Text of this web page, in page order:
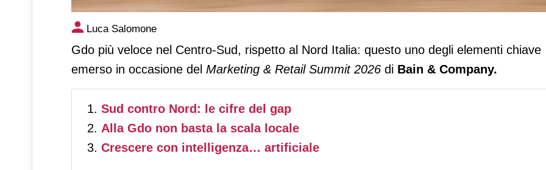
Gdo, il Centro Sud cresce più del Nord: +4,4 contro +2,8 per cento
Luca Salomone
Gdo più veloce nel Centro-Sud, rispetto al Nord Italia: questo uno degli elementi chiave
emerso in occasione del Marketing & Retail Summit 2026 di Bain & Company.
Sud contro Nord: le cifre del gap
Alla Gdo non basta la scala locale
Crescere con intelligenza… artificiale